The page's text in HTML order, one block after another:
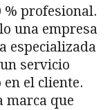
% profesional.
una empresa
especializada
servicio
el cliente.
marca que